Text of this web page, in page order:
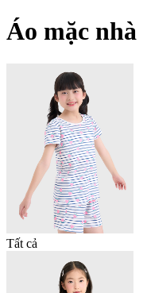
Áo mặc nhà
Tất cả